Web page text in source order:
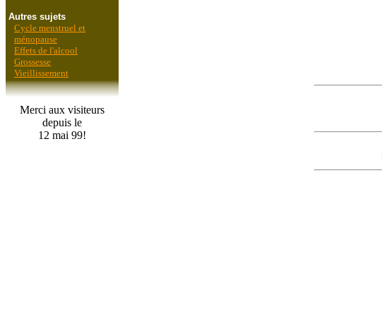
Autres sujets
Cycle menstruel et
ménopause
Effets de l'alcool
Grossesse
Vieillissement
Merci aux visiteurs
depuis le
12 mai 99!